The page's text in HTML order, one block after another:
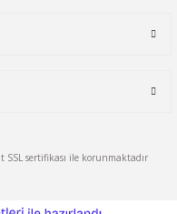
sertifikası ile korunmaktadır